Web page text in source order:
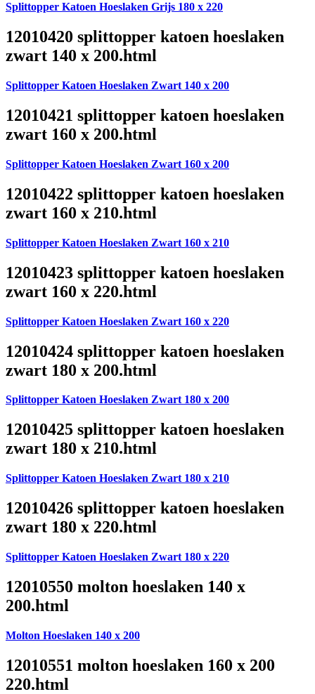
Splittopper Katoen Hoeslaken Grijs 180 x 220
12010420 splittopper katoen hoeslaken
zwart 140 x 200.html
Splittopper Katoen Hoeslaken Zwart 140 x 200
12010421 splittopper katoen hoeslaken
zwart 160 x 200.html
Splittopper Katoen Hoeslaken Zwart 160 x 200
12010422 splittopper katoen hoeslaken
zwart 160 x 210.html
Splittopper Katoen Hoeslaken Zwart 160 x 210
12010423 splittopper katoen hoeslaken
zwart 160 x 220.html
Splittopper Katoen Hoeslaken Zwart 160 x 220
12010424 splittopper katoen hoeslaken
zwart 180 x 200.html
Splittopper Katoen Hoeslaken Zwart 180 x 200
12010425 splittopper katoen hoeslaken
zwart 180 x 210.html
Splittopper Katoen Hoeslaken Zwart 180 x 210
12010426 splittopper katoen hoeslaken
zwart 180 x 220.html
Splittopper Katoen Hoeslaken Zwart 180 x 220
12010550 molton hoeslaken 140 x
200.html
Molton Hoeslaken 140 x 200
12010551 molton hoeslaken 160 x 200
220.html